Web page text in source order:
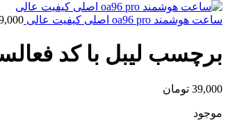
ساعت هوشمند oa96 pro اصلی کیفیت عالی
برچسب لیبل با کد
39,000 تومان
موجود